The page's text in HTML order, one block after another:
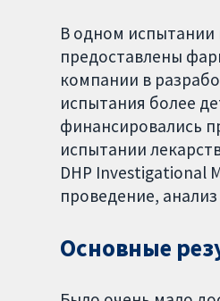
В одном испытании
предоставлены
компании в
испытания более
финансировались
испытании
DHP Investigational
проведение,
Основные